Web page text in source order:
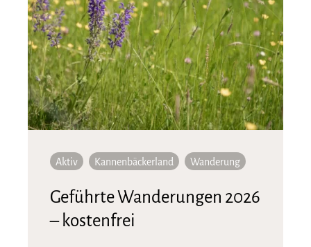
Aktiv Kannenbäckerland Wanderung
Geführte Wanderungen 2026
– kostenfrei